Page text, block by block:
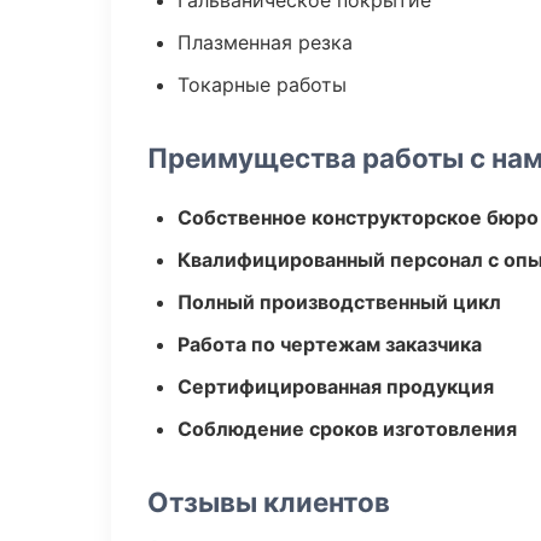
Плазменная резка
Токарные работы
Преимущества работы с
Собственное конструкторское бюро
Квалифицированный персонал с
Полный производственный цикл
Работа по чертежам заказчика
Сертифицированная продукция
Соблюдение сроков изготовления
Отзывы клиентов